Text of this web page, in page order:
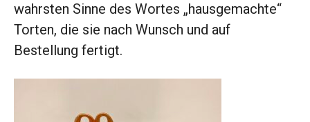
wahrsten Sinne des Wortes „hausgemachte“
Torten, die sie nach Wunsch und auf
Bestellung fertigt.